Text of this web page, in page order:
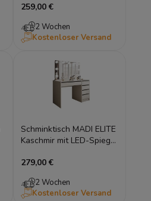
Matt
259,00 €
2 Wochen
Kostenloser Versand
Schminktisch MADI ELITE
Kaschmir mit LED-Spiegel
279,00 €
2 Wochen
Kostenloser Versand